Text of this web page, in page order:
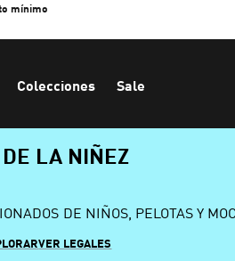
mínimo
Colecciones Sale
LA NIÑEZ
DE NIÑOS, PELOTAS Y
VER LEGALES